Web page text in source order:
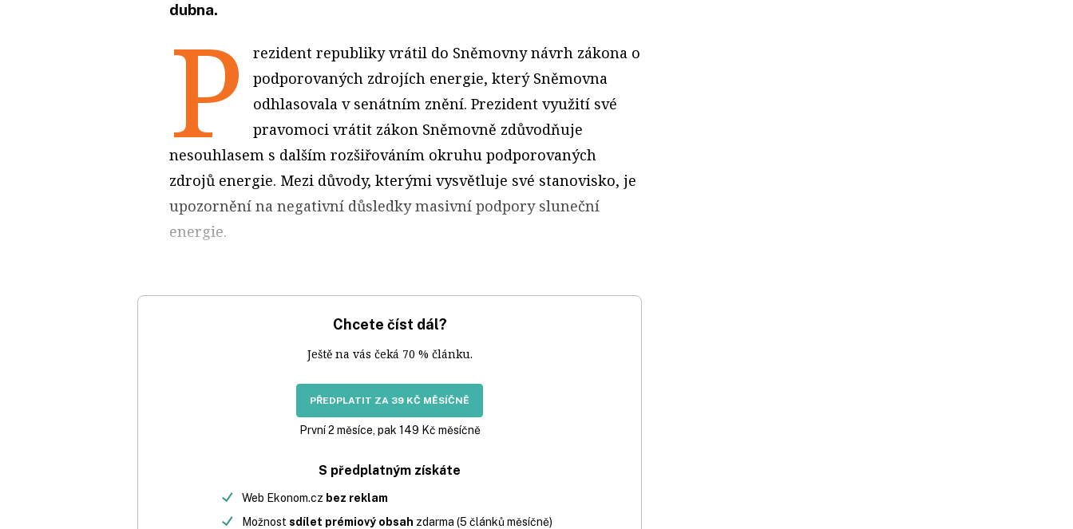
dubna.
P
rezident republiky vrátil do Sněmovny návrh zákona o
podporovaných zdrojích energie, který Sněmovna
odhlasovala v senátním znění. Prezident využití své
pravomoci vrátit zákon Sněmovně zdůvodňuje
nesouhlasem s dalším rozšiřováním okruhu podporovaných
zdrojů energie. Mezi důvody, kterými vysvětluje své stanovisko, je
upozornění na negativní důsledky masivní podpory sluneční
energie.
Chcete číst dál?
Ještě na vás čeká 70 % článku.
PŘEDPLATIT ZA 39 KČ MĚSÍČNĚ
První 2 měsíce, pak 149 Kč měsíčně
S předplatným získáte
Web Ekonom.cz bez reklam
Možnost sdílet prémiový obsah zdarma (5 článků měsíčně)